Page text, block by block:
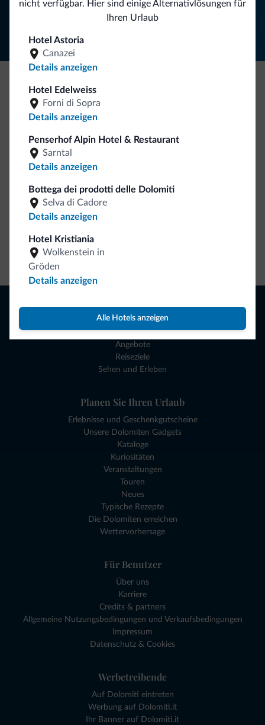
nicht verfügbar. Hier sind einige Alternativlösungen für
Ihren Urlaub
Hotel Astoria
Canazei
Details anzeigen
Hotel Edelweiss
Forni di Sopra
Details anzeigen
Penserhof Alpin Hotel & Restaurant
Sarntal
Details anzeigen
Bottega dei prodotti delle Dolomiti
Selva di Cadore
Details anzeigen
Hotel Kristiania
Wolkenstein in
Gröden
Details anzeigen
Alle Hotels anzeigen
Folgen Sie Dolomiti.it auf
Seien Sie originell, entdecken Sie die neue
Kollektion
von Dolomiti.it ist da!
Zum Shop gehen
Hotels und mehr
Lokale Geschäfte
Angebote
Reiseziele
Sehen und Erleben
Planen Sie Ihren Urlaub
Erlebnisse und Geschenkgutscheine
Unsere Dolomiten Gadgets
Kataloge
Kuriositäten
Veranstaltungen
Touren
Neues
Typische Rezepte
Die Dolomiten erreichen
Wettervorhersage
Für Benutzer
Über uns
Karriere
Credits & partners
Allgemeine Nutzungsbedingungen und Verkaufsbedingungen
Impressum
Datenschutz & Cookies
Werbetreibende
Auf Dolomiti eintreten
Werbung auf Dolomiti.it
Ihr Banner auf Dolomiti.it